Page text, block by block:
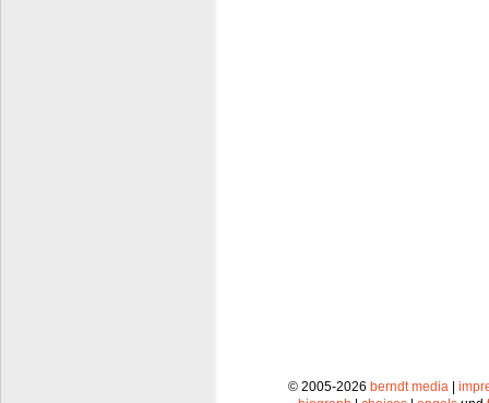
© 2005-2026 berndt media|